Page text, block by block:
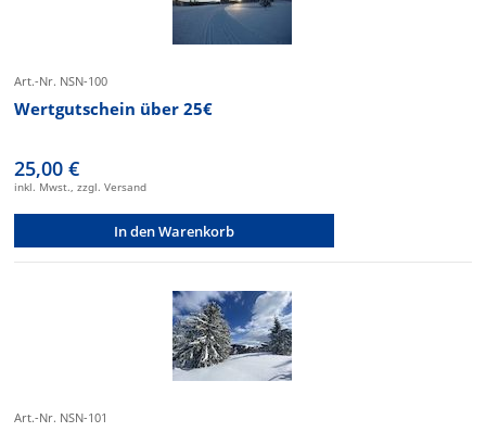
Art.-Nr. NSN-100
Wertgutschein über 25€
25,00 €
inkl. Mwst., zzgl. Versand
In den Warenkorb
Art.-Nr. NSN-101